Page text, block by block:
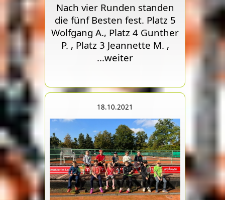
Nach vier Runden standen
die fünf Besten fest. Platz 5
Wolfgang A., Platz 4 Gunther
P. , Platz 3 Jeannette M. ,
...weiter
18.10.2021